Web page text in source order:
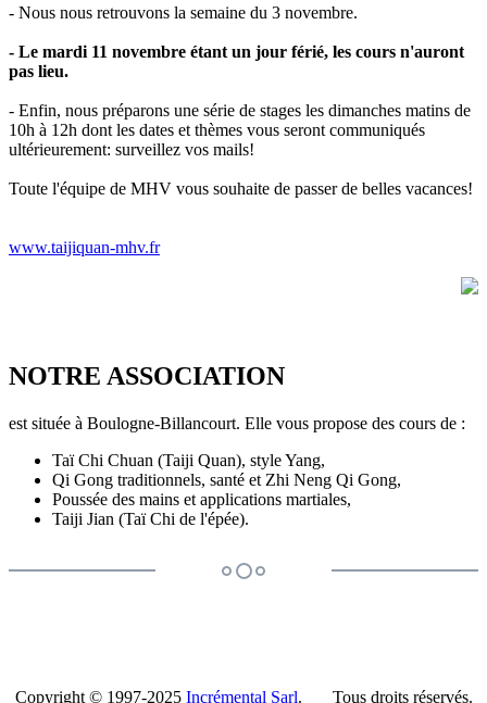
- Nous nous retrouvons la semaine du 3 novembre.
- Le mardi 11 novembre étant un jour férié, les cours n'auront
pas lieu.
- Enfin, nous préparons une série de stages les dimanches matins de
10h à 12h dont les dates et thèmes vous seront communiqués
ultérieurement: surveillez vos mails!
Toute l'équipe de MHV vous souhaite de passer de belles vacances!
www.taijiquan-mhv.fr
NOTRE ASSOCIATION
est située à Boulogne-Billancourt. Elle vous propose des cours de :
Taï Chi Chuan (Taiji Quan), style Yang,
Qi Gong traditionnels, santé et Zhi Neng Qi Gong,
Poussée des mains et applications martiales,
Taiji Jian (Taï Chi de l'épée).
Copyright © 1997-2025 Incrémental Sarl. Tous droits réservés.